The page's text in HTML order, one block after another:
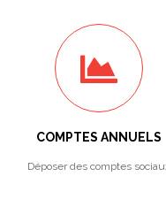
COMPTES ANNUELS
Déposer des comptes